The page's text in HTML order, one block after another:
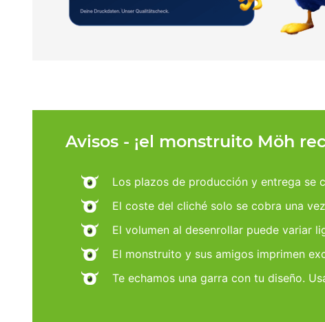
Avisos - ¡el monstruito Möh
Los plazos de producción y entrega se
El coste del cliché solo se cobra una
El volumen al desenrollar puede variar
El monstruito y sus amigos imprimen
Te echamos una garra con tu diseño.